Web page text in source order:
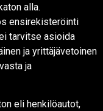
alla.
ensirekisteröinti
tarvitse asioida
ja yrittäjävetoinen
ja
eli henkilöautot,